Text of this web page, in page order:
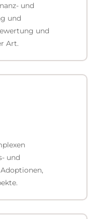
und
und
und
Art.
und